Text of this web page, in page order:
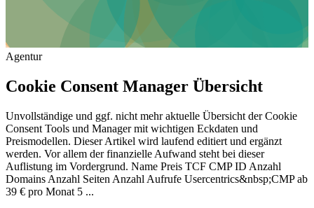
Agentur
Cookie Consent Manager Übersicht
Unvollständige und ggf. nicht mehr aktuelle Übersicht der Cookie
Consent Tools und Manager mit wichtigen Eckdaten und
Preismodellen. Dieser Artikel wird laufend editiert und ergänzt
werden. Vor allem der finanzielle Aufwand steht bei dieser
Auflistung im Vordergrund. Name Preis TCF CMP ID Anzahl
Domains Anzahl Seiten Anzahl Aufrufe Usercentrics&nbsp;CMP ab
39 € pro Monat 5 ...